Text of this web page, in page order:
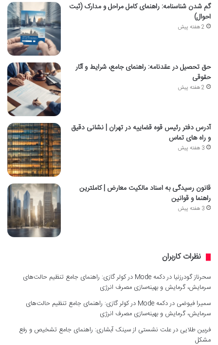
گم شدن شناسنامه: راهنمای کامل مراحل و مدارک (ثبت
احوال)
2 هفته پیش
حق تحصیل در عقدنامه: راهنمای جامع، شرایط و آثار
حقوقی
2 هفته پیش
آدرس دفتر رئیس قوه قضاییه در تهران | نشانی دقیق
و راه های تماس
3 هفته پیش
قانون رسیدگی به اسناد مالکیت معارض | کاملترین
راهنما و قوانین
3 هفته پیش
نظرات کاربران
سحرناز گودرزنیا در
دکمه Mode در کولر گازی: راهنمای جامع تنظیم حالت‌های
سرمایش، گرمایش و بهینه‌سازی مصرف انرژی
سمیرا فیوضی در
دکمه Mode در کولر گازی: راهنمای جامع تنظیم حالت‌های
سرمایش، گرمایش و بهینه‌سازی مصرف انرژی
فربین طلایی درعلت نشستی از سینک آبشاری: راهنمای جامع تشخیص و رفع
مشکل